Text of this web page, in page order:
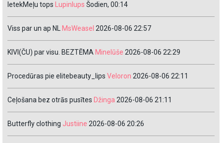
IetekMeļu tops Lupinlups Šodien, 00:14
Viss par un ap NL MsWeasel 2026-08-06 22:57
KIVI(ČU) par visu. BEZTĒMA Minelūše 2026-08-06 22:29
Procedūras pie elitebeauty_lips Veloron 2026-08-06 22:11
Ceļošana bez otrās pusītes Džinga 2026-08-06 21:11
Butterfly clothing Justiine 2026-08-06 20:26